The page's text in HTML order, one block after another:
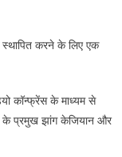
करने के लिए एक
कॉन्फ्रेंस के माध्यम से
के प्रमुख झांग केजियान और